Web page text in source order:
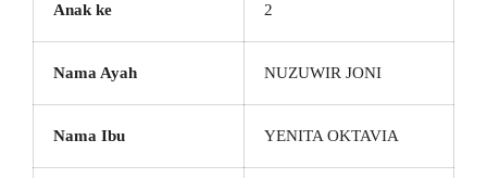
Anak ke 2
Nama Ayah NUZUWIR JONI
Nama Ibu YENITA OKTAVIA